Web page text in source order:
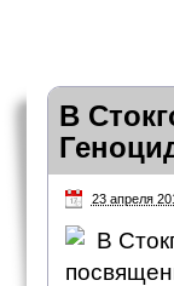
В
23 апреля
В